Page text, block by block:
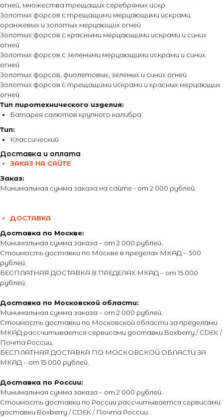
огней, множества трещащих серебряных искр
Золотых форсов с трещащими мерцающими искрами,
оранжевых и золотых мерцающих огней
Золотых форсов с красными мерцающими искрами и синих
огней
Золотых форсов с зелеными мерцающими искрами и синих
огней
Золотых форсов, фиолетовых, зеленых и синих огней
Золотых форсов с трещащими искрами и красных мерцающих
огней
Тип пиротехнического изделия:
Батарея салютов крупного калибра
Тип:
Классический
Доставка и оплата
ЗАКАЗ НА САЙТЕ
Заказ:
Минимальная сумма заказа на сайте - от 2 000 рублей.
ДОСТАВКА
Доставка по Москве:
Минимальная сумма заказа – от 2 000 рублей.
Стоимость доставки по Москве в пределах МКАД – 300
рублей.
БЕСПЛАТНАЯ ДОСТАВКА В ПРЕДЕЛАХ МКАД – от 15 000
рублей.
Доставка по Московской области:
Минимальная сумма заказа – от 2 000 рублей.
Стоимость доставки по Московской области за пределами
МКАД рассчитывается сервисами доставки Boxberry / CDEK /
Почта России.
БЕСПЛАТНАЯ ДОСТАВКА ПО МОСКОВСКОЙ ОБЛАСТИ ЗА
МКАД – от 15 000 рублей.
Доставка по России:
Минимальная сумма заказа – от 2 000 рублей.
Стоимость доставки по России рассчитывается сервисами
доставки Boxberry / CDEK / Почта России.